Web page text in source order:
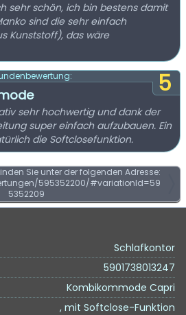
sehr schön, ich bin bestens damit
sind die sehr einfach
Kunststoff), das wäre
5
sehr hochwertig und dank der
super einfach aufzubauen. Ein
die Softclosefunktion.
Sie unter der folgenden Adresse:
595352200/#variationId=59
5352209
Schlafkontor
5901738013247
Kombikommode Capri
, mit Softclose-Funktion